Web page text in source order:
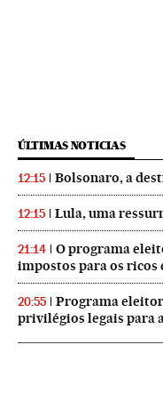
ÚLTIMAS NOTICIAS
12:15 Bolsonaro, a
12:15 Lula, uma
21:14
O programa
impostos para os ricos
20:55
Programa
privilégios legais para